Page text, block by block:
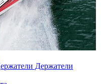
Держатели